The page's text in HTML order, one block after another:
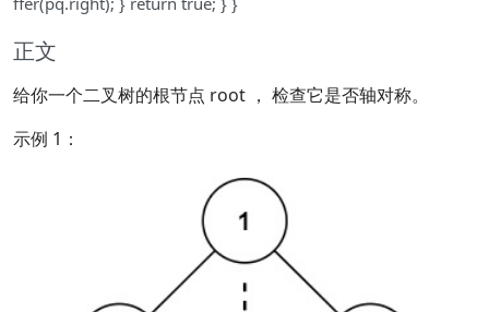
正文
给你一个二叉树的根节点 root ， 检查它是否轴对称。
示例 1：